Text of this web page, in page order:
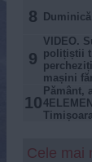
8
9
VIDEO.
polițiștii
mașini
10
Pământ,
Timișoara
Cele mai